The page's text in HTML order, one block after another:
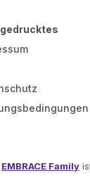
EMBRACE Family